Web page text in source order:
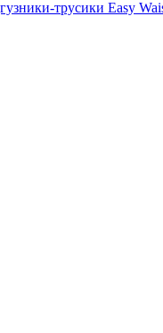
трусики Easy